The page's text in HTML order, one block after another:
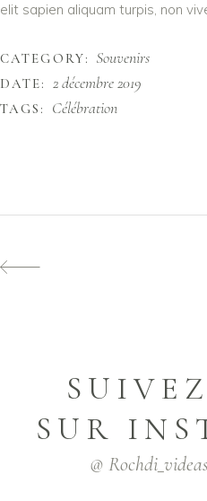
elit sapien aliquam turpis, non
CATEGORY: Souvenirs
DATE: 2 décembre 2019
TAGS: Célébration
SUR
@